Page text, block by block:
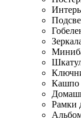
Кашпо
Рамки